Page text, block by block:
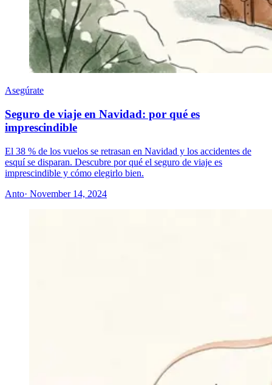
Asegúrate
Seguro de viaje en Navidad: por qué es
imprescindible
El 38 % de los vuelos se retrasan en Navidad y los accidentes de
esquí se disparan. Descubre por qué el seguro de viaje es
imprescindible y cómo elegirlo bien.
Anto· November 14, 2024